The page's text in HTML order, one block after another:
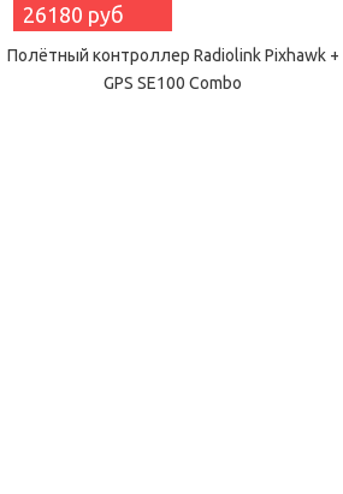
26180 руб
Полётный контроллер Radiolink Pixhawk +
GPS SE100 Combo